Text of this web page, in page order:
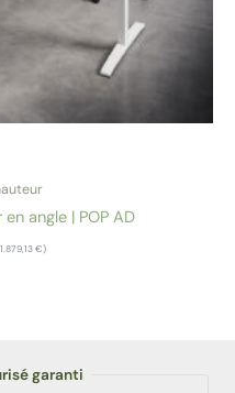
angle | POP AD
1.879,13€)
garanti